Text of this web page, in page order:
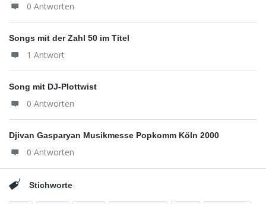
0 Antworten
Songs mit der Zahl 50 im Titel
1 Antwort
Song mit DJ-Plottwist
0 Antworten
Djivan Gasparyan Musikmesse Popkomm Köln 2000
0 Antworten
Stichworte